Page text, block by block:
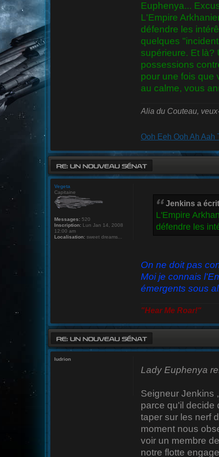
Euphenya...
L'Empire
défendre les
quelques
supérieure. Et là?
possessions
pour une fois que
au calme, vous
Alia du Couteau,
Ooh Eeh Ooh Ah Aah
RE: UN NOUVEAU SÉNAT
Jenkins a
L'Empire
défendre les
On ne doit pas
Moi je connais
émergents sous
"Hear Me Roar!"
Vegeta
Capitaine
Messages: 520
Inscription: Lun Jan 14, 2008
12:00 am
Localisation: sweet dreams...
RE: UN NOUVEAU SÉNAT
Lady Euphenya
Seigneur Jenkins
parce qu'il decide
taper sur les nerf
moment nous
voir un membre
notre flotte
ludrion